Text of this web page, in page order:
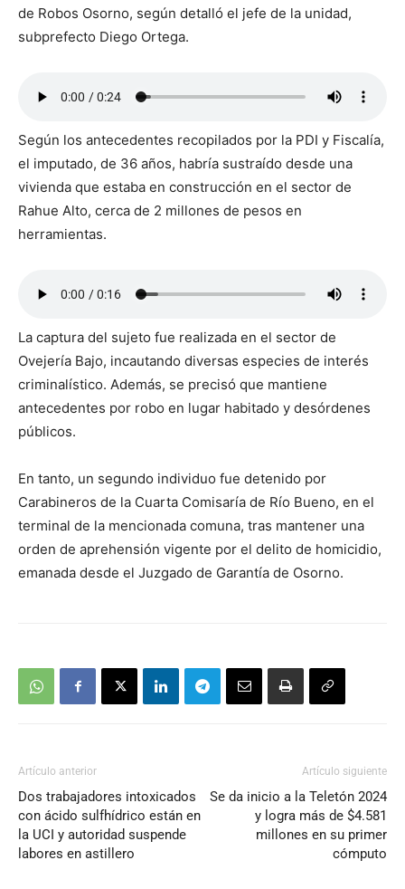
de Robos Osorno, según detalló el jefe de la unidad,
subprefecto Diego Ortega.
Según los antecedentes recopilados por la PDI y Fiscalía,
el imputado, de 36 años, habría sustraído desde una
vivienda que estaba en construcción en el sector de
Rahue Alto, cerca de 2 millones de pesos en
herramientas.
La captura del sujeto fue realizada en el sector de
Ovejería Bajo, incautando diversas especies de interés
criminalístico. Además, se precisó que mantiene
antecedentes por robo en lugar habitado y desórdenes
públicos.
En tanto, un segundo individuo fue detenido por
Carabineros de la Cuarta Comisaría de Río Bueno, en el
terminal de la mencionada comuna, tras mantener una
orden de aprehensión vigente por el delito de homicidio,
emanada desde el Juzgado de Garantía de Osorno.
Artículo anterior
Dos trabajadores intoxicados
con ácido sulfhídrico están en
la UCI y autoridad suspende
labores en astillero
Artículo siguiente
Se da inicio a la Teletón 2024
y logra más de $4.581
millones en su primer
cómputo